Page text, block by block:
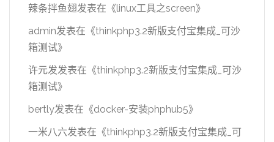
辣条拌鱼翅发表在《linux工具之screen》
admin发表在《thinkphp3.2新版支付宝集成_可沙
箱测试》
许元发发表在《thinkphp3.2新版支付宝集成_可沙
箱测试》
bertly发表在《docker-安装phphub5》
一米八六发表在《thinkphp3.2新版支付宝集成_可